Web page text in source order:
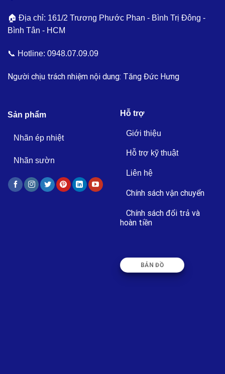
🏠 Địa chỉ: 161/2 Trương Phước Phan - Bình Trị Đông -
Bình Tân - HCM
📞 Hotline: 0948.07.09.09
Người chịu trách nhiệm nội dung: Tăng Đức Hưng
Sản phẩm
Nhãn ép nhiệt
Nhãn sườn
Hỗ trợ
Giới thiệu
Hỗ trợ kỹ thuật
Liên hệ
Chính sách vận chuyển
Chính sách đổi trả và
hoàn tiền
BẢN ĐỒ